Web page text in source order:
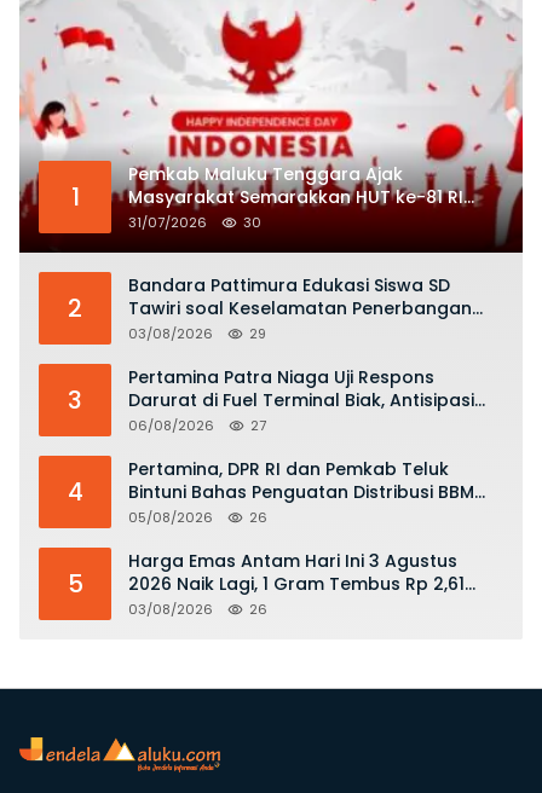
1
Pemkab Maluku Tenggara Ajak
Masyarakat Semarakkan HUT ke-81 RI
dengan Semangat Nasionalisme
31/07/2026 30
2
Bandara Pattimura Edukasi Siswa SD
Tawiri soal Keselamatan Penerbangan
dan Bahaya Bermain Layang-layang di
03/08/2026 29
3
Pertamina Patra Niaga Uji Respons
Darurat di Fuel Terminal Biak, Antisipasi
Risiko Kebakaran dan Tumpahan BBM
06/08/2026 27
4
Pertamina, DPR RI dan Pemkab Teluk
Bintuni Bahas Penguatan Distribusi BBM
dan LPG
05/08/2026 26
5
Harga Emas Antam Hari Ini 3 Agustus
2026 Naik Lagi, 1 Gram Tembus Rp 2,61
Juta
03/08/2026 26